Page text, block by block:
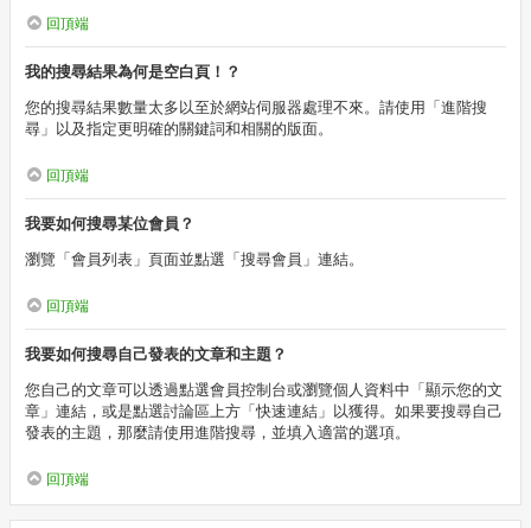
回頂端
我的搜尋結果為何是空白頁！？
您的搜尋結果數量太多以至於網站伺服器處理不來。請使用「進階搜
尋」以及指定更明確的關鍵詞和相關的版面。
回頂端
我要如何搜尋某位會員？
瀏覽「會員列表」頁面並點選「搜尋會員」連結。
回頂端
我要如何搜尋自己發表的文章和主題？
您自己的文章可以透過點選會員控制台或瀏覽個人資料中「顯示您的文
章」連結，或是點選討論區上方「快速連結」以獲得。如果要搜尋自己
發表的主題，那麼請使用進階搜尋，並填入適當的選項。
回頂端